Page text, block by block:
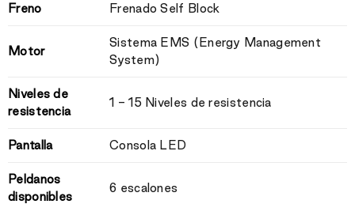
Freno Frenado Self Block
Motor
Sistema EMS (Energy Management
System)
Niveles de
resistencia
1 - 15 Niveles de resistencia
Pantalla Consola LED
Peldanos
disponibles
6 escalones